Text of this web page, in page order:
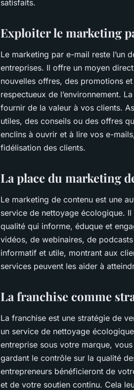
satisfaits.
Exploiter le marketing
Le marketing par e-mail reste l’un
entreprises. Il offre un moyen
nouvelles offres, des promotions
respectueux de l’environnement.
fournir de la valeur à vos clients.
utiles, des conseils ou des offres
enclins à ouvrir et à lire vos e-
fidélisation des clients.
La place du marketing
Le marketing de contenu est une
service de nettoyage écologique.
qualité qui informe, éduque et
vidéos, de webinaires, de
informatif et utile, montrant aux
services peuvent les aider à
La franchise comme
La franchise est une stratégie de
un service de nettoyage
entreprise sous votre marque,
gardant le contrôle sur la qualité
entrepreneurs bénéficieront de
et de votre soutien continu. Cela